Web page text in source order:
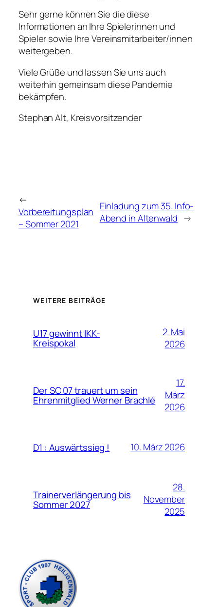
Sehr gerne können Sie die diese
Informationen an Ihre Spielerinnen und
Spieler sowie Ihre Vereinsmitarbeiter/innen
weitergeben.
Viele Grüße und lassen Sie uns auch
weiterhin gemeinsam diese Pandemie
bekämpfen.
Stephan Alt, Kreisvorsitzender
←
Vorbereitungsplan
– Sommer 2021
Einladung zum 35. Info-
Abend in Altenwald →
WEITERE BEITRÄGE
U17 gewinnt IKK-
Kreispokal
2. Mai
2026
Der SC 07 trauert um sein
Ehrenmitglied Werner Brachlé
17.
März
2026
D1 : Auswärtssieg ! 10. März 2026
Trainerverlängerung bis
Sommer 2027
28.
November
2025